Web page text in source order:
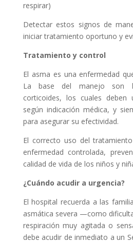
respirar)
Detectar estos signos de
iniciar tratamiento oportuno y
Tratamiento y control
El asma es una enfermedad
La base del manejo son
corticoides, los cuales deben
según indicación médica, y
para asegurar su efectividad.
El correcto uso del
enfermedad controlada,
calidad de vida de los niños y
¿Cuándo acudir a urgencia?
El hospital recuerda a las
asmática severa —como
respiración muy agitada o
debe acudir de inmediato a un